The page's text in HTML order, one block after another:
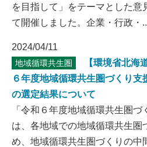
を目指して」をテーマとした意
て開催しました。企業・行政・
2024/04/11
地域循環共生圏
【環境省北海
６年度地域循環共生圏づくり
の選定結果について
「令和６年度地域循環共生圏づ
は、各地域での地域循環共生圏
め、地域循環共生圏づくりの中